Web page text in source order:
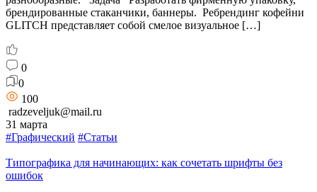
брендированные стаканчики, баннеры. Ребрендинг кофейни
GLITCH представляет собой смелое визуальное […]
0
0
100
radzeveljuk@mail.ru
31 марта
#Графический #Статьи
Типографика для начинающих: как сочетать шрифты без
ошибок